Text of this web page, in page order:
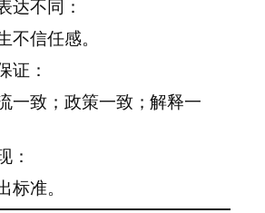
达不同：
不信任感。
证：
一致；政策一致；解释一
：
准。